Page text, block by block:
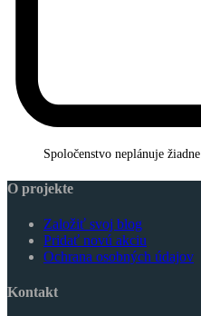
Spoločenstvo neplánuje žiadne
O projekte
Založiť svoj blog
Pridať novú akciu
Ochrana osobných údajov
Kontakt